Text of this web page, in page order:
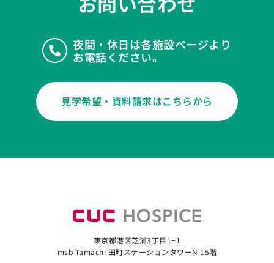
夜間・休日は各施設ページより
お電話ください。
見学希望・資料請求はこちらから
東京都港区芝浦3丁目1−1
msb Tamachi 田町ステーションタワーN 15階